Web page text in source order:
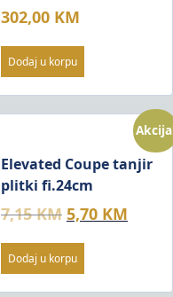
302,00 KM
Dodaj u korpu
Elevated Coupe tanjir
plitki fi.24cm
7,15KM Original
was:
7,15 KM.
5,70 KM
Dodaj u korpu